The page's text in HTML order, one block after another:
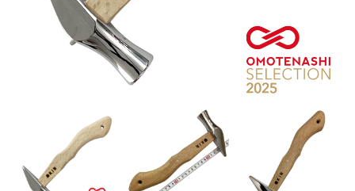
お問い合わせはこちら